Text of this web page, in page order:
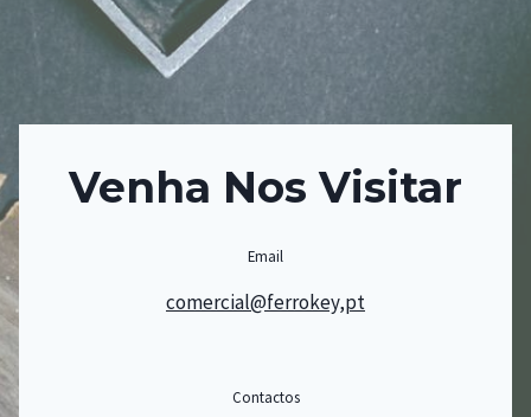
Venha Nos Visitar
Email
comercial@ferrokey,pt
Contactos